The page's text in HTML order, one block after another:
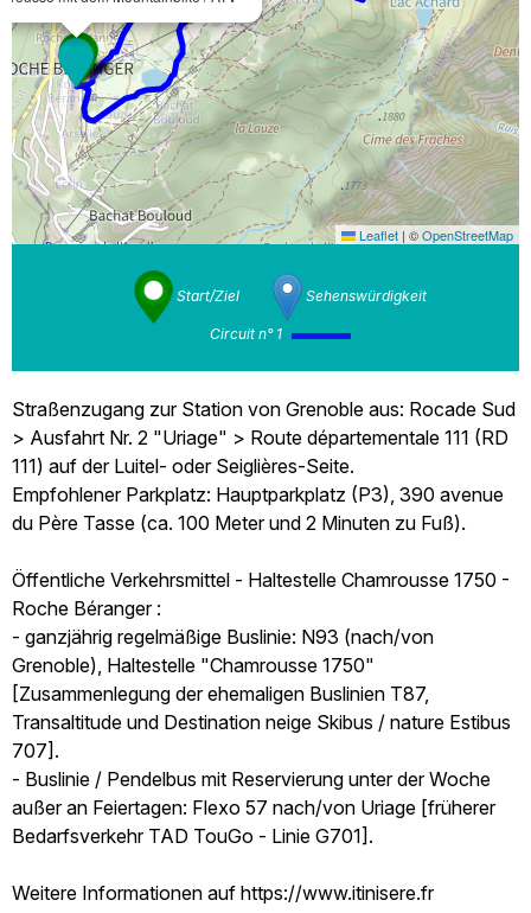
Leaflet | ©OpenStreetMap
Start/Ziel Sehenswürdigkeit
Circuit n° 1
Straßenzugang zur Station von Grenoble aus: Rocade Sud
> Ausfahrt Nr. 2 "Uriage" > Route départementale 111 (RD
111) auf der Luitel- oder Seiglières-Seite.
Empfohlener Parkplatz: Hauptparkplatz (P3), 390 avenue
du Père Tasse (ca. 100 Meter und 2 Minuten zu Fuß).
Öffentliche Verkehrsmittel - Haltestelle Chamrousse 1750 -
Roche Béranger :
- ganzjährig regelmäßige Buslinie: N93 (nach/von
Grenoble), Haltestelle "Chamrousse 1750"
[Zusammenlegung der ehemaligen Buslinien T87,
Transaltitude und Destination neige Skibus / nature Estibus
707].
- Buslinie / Pendelbus mit Reservierung unter der Woche
außer an Feiertagen: Flexo 57 nach/von Uriage [früherer
Bedarfsverkehr TAD TouGo - Linie G701].
Weitere Informationen auf https://www.itinisere.fr